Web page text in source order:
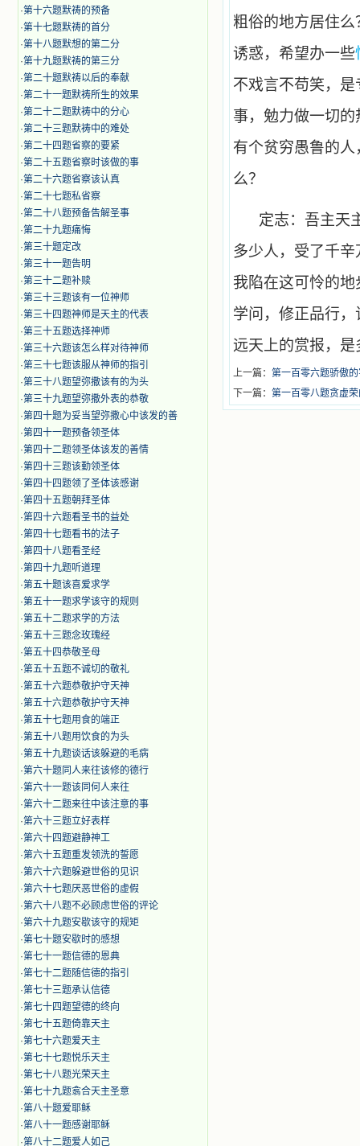
·第十六题默祷的预备
·第十七题默祷的首分
·第十八题默想的第二分
·第十九题默祷的第三分
·第二十题默祷以后的奉献
·第二十一题默祷所生的效果
·第二十二题默祷中的分心
·第二十三题默祷中的难处
·第二十四题省察的要紧
·第二十五题省察时该做的事
·第二十六题省察该认真
·第二十七题私省察
·第二十八题预备告解圣事
·第二十九题痛悔
·第三十题定改
·第三十一题告明
·第三十二题补赎
·第三十三题该有一位神师
·第三十四题神师是天主的代表
·第三十五题选择神师
·第三十六题该怎么样对待神师
·第三十七题该服从神师的指引
·第三十八题望弥撒该有的为头
·第三十九题望弥撒外表的恭敬
·第四十题为妥当望弥撒心中该发的善
·第四十一题预备领圣体
·第四十二题领圣体该发的善情
·第四十三题该勤领圣体
·第四十四题领了圣体该感谢
·第四十五题朝拜圣体
·第四十六题看圣书的益处
·第四十七题看书的法子
·第四十八题看圣经
·第四十九题听道理
·第五十题该喜爱求学
·第五十一题求学该守的规则
·第五十二题求学的方法
·第五十三题念玫瑰经
·第五十四恭敬圣母
·第五十五题不诚切的敬礼
·第五十六题恭敬护守天神
·第五十六题恭敬护守天神
·第五十七题用食的端正
·第五十八题用饮食的为头
·第五十九题谈话该躲避的毛病
·第六十题同人来往该修的德行
·第六十一题该同何人来往
·第六十二题来往中该注意的事
·第六十三题立好表样
·第六十四题避静神工
·第六十五题重发领洗的誓愿
·第六十六题躲避世俗的见识
·第六十七题厌恶世俗的虚假
·第六十八题不必顾虑世俗的评论
·第六十九题安歇该守的规矩
·第七十题安歇时的感想
·第七十一题信德的恩典
·第七十二题随信德的指引
·第七十三题承认信德
·第七十四题望德的终向
·第七十五题倚靠天主
·第七十六题爱天主
·第七十七题悦乐天主
·第七十八题光荣天主
·第七十九题翕合天主圣意
·第八十题爱耶稣
·第八十一题感谢耶稣
·第八十二题爱人如己
粗俗的地方居住
诱惑，希望办一些
不戏言不苟笑，
事，勉力做一切
有个贫穷愚鲁的
么？
定志：吾主天
多少人，受了千
我陷在这可怜的
学问，修正品行
远天上的赏报，
上一篇： 第一百零六题骄傲
下一篇： 第一百零八题贪虚